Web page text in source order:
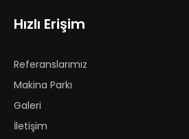
Hızlı Erişim
Referanslarımız
Makina Parkı
Galeri
İletişim